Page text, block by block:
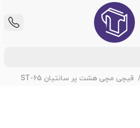
قیچی مچی هشت پر سانتیان ST-65